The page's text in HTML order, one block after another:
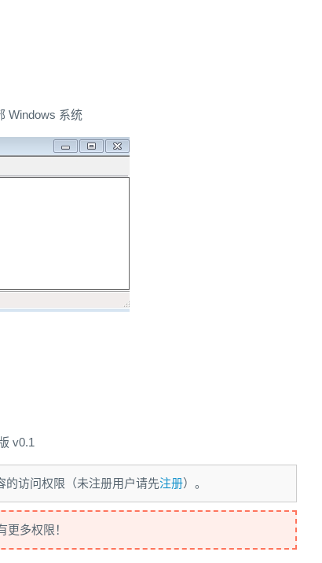
Windows 系统
v0.1
的访问权限（未注册用户请先注册）。
更多权限！